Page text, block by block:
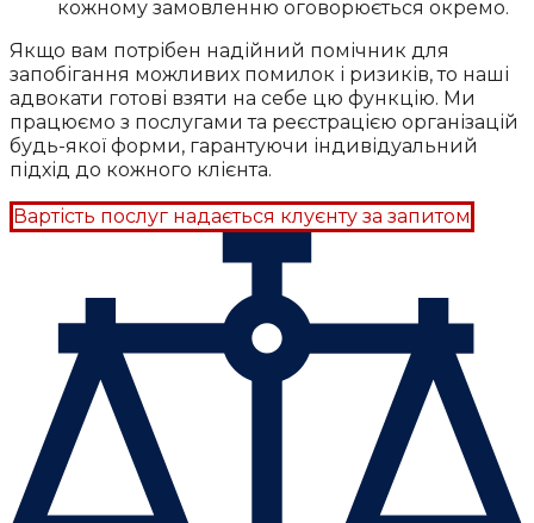
кожному замовленню оговорюється окремо.
Якщо вам потрібен надійний помічник для
запобігання можливих помилок і ризиків, то наші
адвокати готові взяти на себе цю функцію. Ми
працюємо з послугами та реєстрацією організацій
будь-якої форми, гарантуючи індивідуальний
підхід до кожного клієнта.
Вартість послуг надається клуєнту за запитом